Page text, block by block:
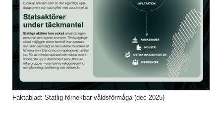
Faktablad: Statlig förnekbar våldsförmåga (dec 2025)